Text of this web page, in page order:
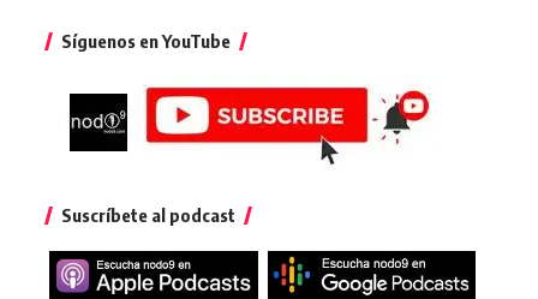
Síguenos en YouTube
Suscríbete al podcast